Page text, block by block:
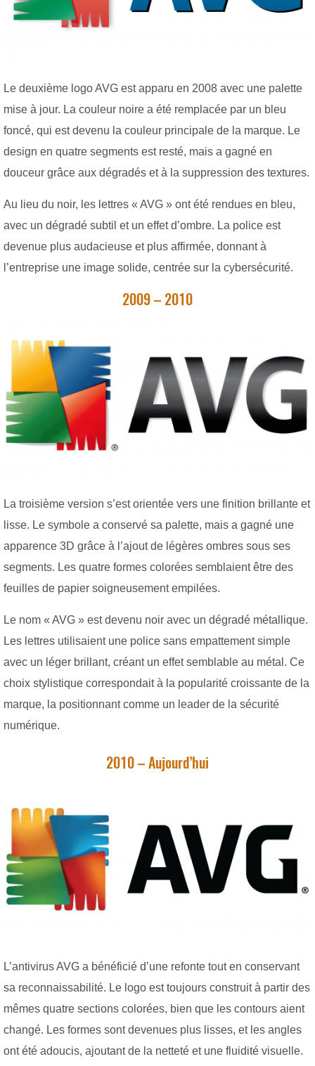
Le deuxième logo AVG est apparu en 2008 avec une palette
mise à jour. La couleur noire a été remplacée par un bleu
foncé, qui est devenu la couleur principale de la marque. Le
design en quatre segments est resté, mais a gagné en
douceur grâce aux dégradés et à la suppression des textures.
Au lieu du noir, les lettres « AVG » ont été rendues en bleu,
avec un dégradé subtil et un effet d’ombre. La police est
devenue plus audacieuse et plus affirmée, donnant à
l’entreprise une image solide, centrée sur la cybersécurité.
2009 – 2010
La troisième version s’est orientée vers une finition brillante et
lisse. Le symbole a conservé sa palette, mais a gagné une
apparence 3D grâce à l’ajout de légères ombres sous ses
segments. Les quatre formes colorées semblaient être des
feuilles de papier soigneusement empilées.
Le nom « AVG » est devenu noir avec un dégradé métallique.
Les lettres utilisaient une police sans empattement simple
avec un léger brillant, créant un effet semblable au métal. Ce
choix stylistique correspondait à la popularité croissante de la
marque, la positionnant comme un leader de la sécurité
numérique.
2010 – Aujourd’hui
L’antivirus AVG a bénéficié d’une refonte tout en conservant
sa reconnaissabilité. Le logo est toujours construit à partir des
mêmes quatre sections colorées, bien que les contours aient
changé. Les formes sont devenues plus lisses, et les angles
ont été adoucis, ajoutant de la netteté et une fluidité visuelle.